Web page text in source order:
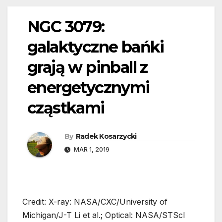
NGC 3079:
galaktyczne bańki
grają w pinball z
energetycznymi
cząstkami
By Radek Kosarzycki
MAR 1, 2019
Credit: X-ray: NASA/CXC/University of
Michigan/J-T Li et al.; Optical: NASA/STScI